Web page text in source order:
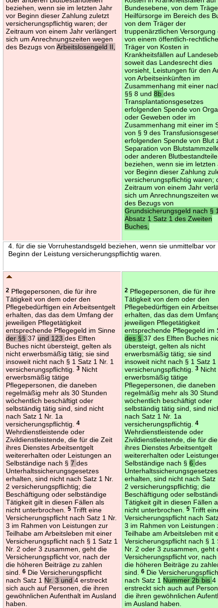
beziehen, wenn sie im letzten Jahr
vor Beginn dieser Zahlung zuletzt
versicherungspflichtig waren; der
Zeitraum von einem Jahr verlängert
sich um Anrechnungszeiten wegen
des Bezugs vonArbeitslosengeld II,
Bundesebene, von dem
Heilfürsorge im Bereich des
von dem Träger der
truppenärztlichen Versorgung
von einem öffentlich-
Träger von Kosten in
Krankheitsfällen auf
soweit das Landesrecht dies
vorsieht, Leistungen für den
von Arbeitseinkünften im
Zusammenhang mit einer
§§ 8 und8bdes
Transplantationsgesetzes
erfolgenden Spende von
oder Geweben oder im
Zusammenhang mit einer im
von § 9 des
erfolgenden Spende von Blut
Separation von
oder anderen
beziehen, wenn sie im letzten
vor Beginn dieser Zahlung
versicherungspflichtig waren;
Zeitraum von einem Jahr
sich um Anrechnungszeiten
des Bezugs von
Grundsicherungsgeld nach §
Absatz 1 Satz 1 des Zweiten
Buches,
4. für die sie Vorruhestandsgeld beziehen, wenn sie unmittelbar vor
Beginn der Leistung versicherungspflichtig waren.
2 Pflegepersonen, die für ihre
Tätigkeit von dem oder den
Pflegebedürftigen ein Arbeitsentgelt
erhalten, das das dem Umfang der
jeweiligen Pflegetätigkeit
entsprechende Pflegegeld im Sinne
der §§37 und 123des Elften
Buches nicht übersteigt, gelten als
nicht erwerbsmäßig tätig; sie sind
insoweit nicht nach § 1 Satz 1 Nr. 1
versicherungspflichtig.3 Nicht
erwerbsmäßig tätige
Pflegepersonen, die daneben
regelmäßig mehr als 30 Stunden
wöchentlich beschäftigt oder
selbständig tätig sind, sind nicht
nach Satz 1 Nr. 1a
versicherungspflichtig.4
Wehrdienstleistende oder
Zivildienstleistende, die für die Zeit
ihres Dienstes Arbeitsentgelt
weitererhalten oder Leistungen an
Selbständige nach §7des
Unterhaltssicherungsgesetzes
erhalten, sind nicht nach Satz 1 Nr.
2 versicherungspflichtig; die
Beschäftigung oder selbständige
Tätigkeit gilt in diesen Fällen als
nicht unterbrochen.5 Trifft eine
Versicherungspflicht nach Satz 1 Nr.
3 im Rahmen von Leistungen zur
Teilhabe am Arbeitsleben mit einer
Versicherungspflicht nach § 1 Satz 1
Nr. 2 oder 3 zusammen, geht die
Versicherungspflicht vor, nach der
die höheren Beiträge zu zahlen
sind.6 Die Versicherungspflicht
nach Satz 1 Nr. 3 und4 erstreckt
sich auch auf Personen, die ihren
gewöhnlichen Aufenthalt im Ausland
haben.
2 Pflegepersonen, die für ihre
Tätigkeit von dem oder den
Pflegebedürftigen ein
erhalten, das das dem
jeweiligen Pflegetätigkeit
entsprechende Pflegegeld im
des §37 des Elften Buches
übersteigt, gelten als nicht
erwerbsmäßig tätig; sie sind
insoweit nicht nach § 1 Satz 1
versicherungspflichtig.3 Nicht
erwerbsmäßig tätige
Pflegepersonen, die daneben
regelmäßig mehr als 30
wöchentlich beschäftigt oder
selbständig tätig sind, sind
nach Satz 1 Nr. 1a
versicherungspflichtig.4
Wehrdienstleistende oder
Zivildienstleistende, die für
ihres Dienstes Arbeitsentgelt
weitererhalten oder
Selbständige nach §6des
Unterhaltssicherungsgesetzes
erhalten, sind nicht nach Satz
2 versicherungspflichtig; die
Beschäftigung oder
Tätigkeit gilt in diesen Fällen
nicht unterbrochen.5 Trifft
Versicherungspflicht nach
3 im Rahmen von Leistungen
Teilhabe am Arbeitsleben mit
Versicherungspflicht nach § 1
Nr. 2 oder 3 zusammen, geht
Versicherungspflicht vor,
die höheren Beiträge zu
sind.6 Die
nach Satz 1 Nummer 2b bis4
erstreckt sich auch auf
die ihren gewöhnlichen
im Ausland haben.